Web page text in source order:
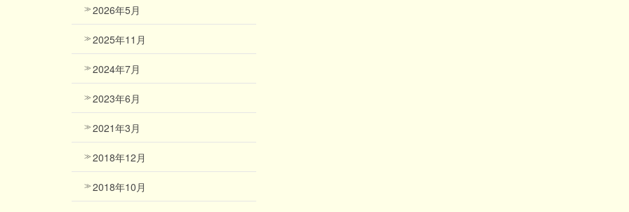
2026年5月
2025年11月
2024年7月
2023年6月
2021年3月
2018年12月
2018年10月